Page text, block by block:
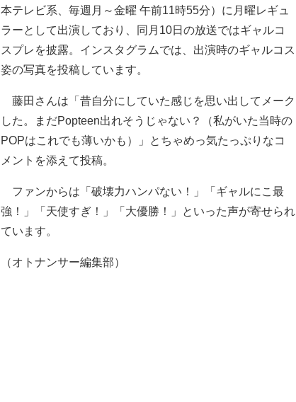
本テレビ系、毎週月～金曜 午前11時55分）に月曜レギュ
ラーとして出演しており、同月10日の放送ではギャルコ
スプレを披露。インスタグラムでは、出演時のギャルコス
姿の写真を投稿しています。
藤田さんは「昔自分にしていた感じを思い出してメーク
した。まだPopteen出れそうじゃない？（私がいた当時の
POPはこれでも薄いかも）」とちゃめっ気たっぷりなコ
メントを添えて投稿。
ファンからは「破壊力ハンパない！」「ギャルにこ最
強！」「天使すぎ！」「大優勝！」といった声が寄せられ
ています。
（オトナンサー編集部）